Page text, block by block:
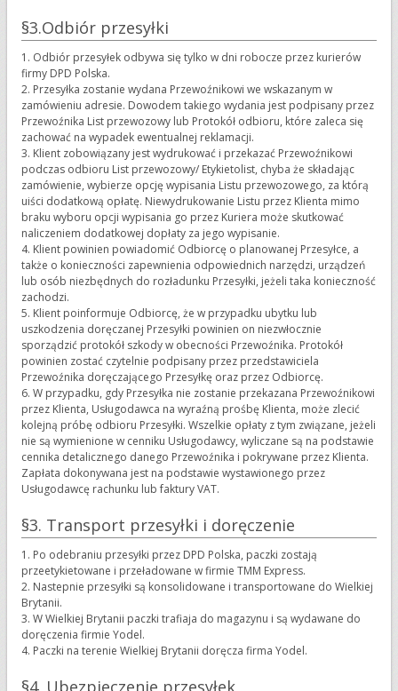
§3.Odbiór przesyłki
1. Odbiór przesyłek odbywa się tylko w dni robocze przez kurierów
firmy DPD Polska.
2. Przesyłka zostanie wydana Przewoźnikowi we wskazanym w
zamówieniu adresie. Dowodem takiego wydania jest podpisany przez
Przewoźnika List przewozowy lub Protokół odbioru, które zaleca się
zachować na wypadek ewentualnej reklamacji.
3. Klient zobowiązany jest wydrukować i przekazać Przewoźnikowi
podczas odbioru List przewozowy/ Etykietolist, chyba że składając
zamówienie, wybierze opcję wypisania Listu przewozowego, za którą
uiści dodatkową opłatę. Niewydrukowanie Listu przez Klienta mimo
braku wyboru opcji wypisania go przez Kuriera może skutkować
naliczeniem dodatkowej dopłaty za jego wypisanie.
4. Klient powinien powiadomić Odbiorcę o planowanej Przesyłce, a
także o konieczności zapewnienia odpowiednich narzędzi, urządzeń
lub osób niezbędnych do rozładunku Przesyłki, jeżeli taka konieczność
zachodzi.
5. Klient poinformuje Odbiorcę, że w przypadku ubytku lub
uszkodzenia doręczanej Przesyłki powinien on niezwłocznie
sporządzić protokół szkody w obecności Przewoźnika. Protokół
powinien zostać czytelnie podpisany przez przedstawiciela
Przewoźnika doręczającego Przesyłkę oraz przez Odbiorcę.
6. W przypadku, gdy Przesyłka nie zostanie przekazana Przewoźnikowi
przez Klienta, Usługodawca na wyraźną prośbę Klienta, może zlecić
kolejną próbę odbioru Przesyłki. Wszelkie opłaty z tym związane, jeżeli
nie są wymienione w cenniku Usługodawcy, wyliczane są na podstawie
cennika detalicznego danego Przewoźnika i pokrywane przez Klienta.
Zapłata dokonywana jest na podstawie wystawionego przez
Usługodawcę rachunku lub faktury VAT.
§3. Transport przesyłki i doręczenie
1. Po odebraniu przesyłki przez DPD Polska, paczki zostają
przeetykietowane i przeładowane w firmie TMM Express.
2. Nastepnie przesyłki są konsolidowane i transportowane do Wielkiej
Brytanii.
3. W Wielkiej Brytanii paczki trafiaja do magazynu i są wydawane do
doręczenia firmie Yodel.
4. Paczki na terenie Wielkiej Brytanii doręcza firma Yodel.
§4. Ubezpieczenie przesyłek